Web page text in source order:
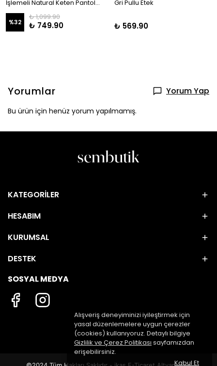
Alışveriş deneyiminizi iyileştirmek için
yasal düzenlemelere uygun çerezler
(cookies) kullanıyoruz. Detaylı bilgiye
Gizlilik ve Çerez Politikası sayfamızdan
erişebilirsiniz.
Kabul Et
İşlemeli Natural Keten Pantolon
%32
₺ 1,099.90
₺ 749.90
Gri Pullu Etek
₺ 569.90
Yorumlar Yorum Yap
Bu ürün için henüz yorum yapılmamış.
KATEGORİLER
HESABIM
KURUMSAL
DESTEK
SOSYAL MEDYA